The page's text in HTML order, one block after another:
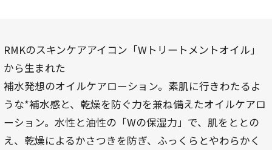
RMKのスキンケアアイコン「Wトリートメントオイル」
から生まれた
補水発想のオイルケアローション。素肌に行きわたるよ
うな*補水感と、乾燥を防ぐ力を兼ね備えたオイルケアロ
ーション。水性と油性の「Wの保湿力」で、肌をととの
え、乾燥によるかさつきを防ぎ、ふっくらとやわらかく